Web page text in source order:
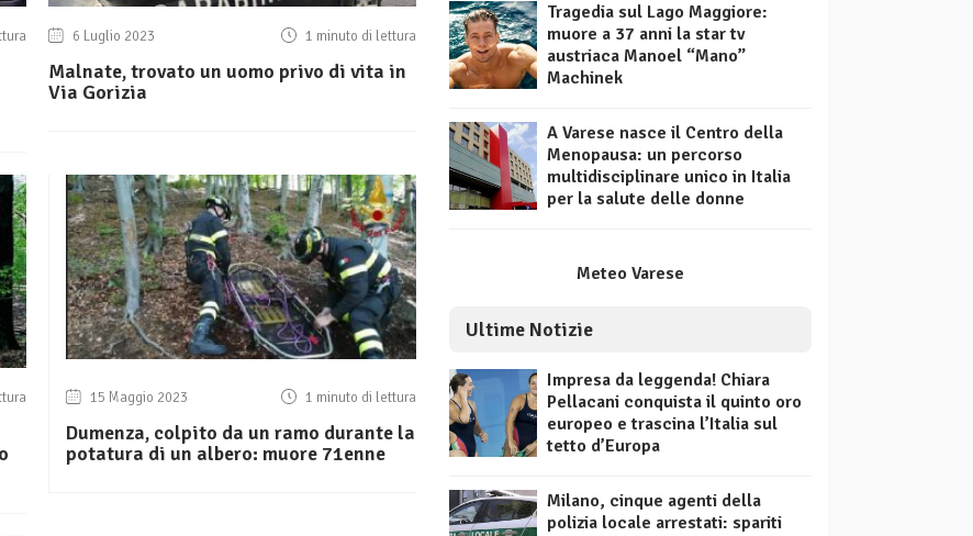
6 Luglio 2023 1 minuto di lettura
Malnate, trovato un uomo privo di vita in
Via Gorizia
15 Maggio 2023 1 minuto di lettura
Dumenza, colpito da un ramo durante la
potatura di un albero: muore 71enne
Tragedia sul Lago Maggiore:
muore a 37 anni la star tv
austriaca Manoel “Mano”
Machinek
A Varese nasce il Centro della
Menopausa: un percorso
multidisciplinare unico in Italia
per la salute delle donne
Meteo Varese
Ultime Notizie
Impresa da leggenda! Chiara
Pellacani conquista il quinto oro
europeo e trascina l’Italia sul
tetto d’Europa
Milano, cinque agenti della
polizia locale arrestati: spariti